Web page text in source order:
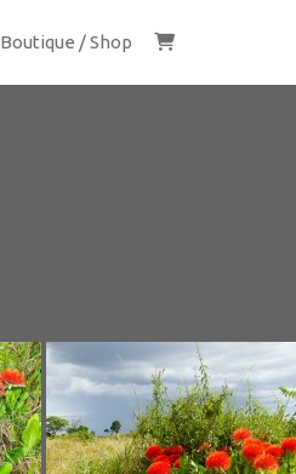
Boutique / Shop